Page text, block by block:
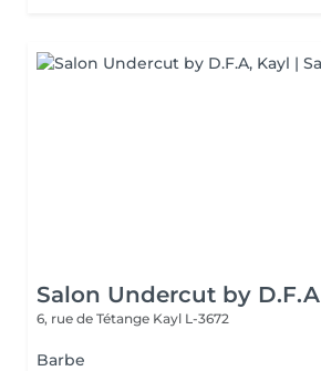
Salon Undercut by D.F.A
6, rue de Tétange Kayl L-3672
Barbe